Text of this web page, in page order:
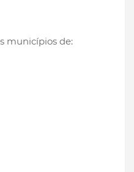
municípios de: